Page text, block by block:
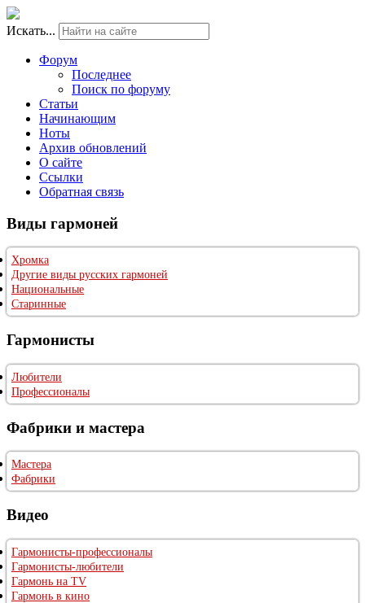
Искать...
Форум
Последнее
Поиск по форуму
Статьи
Начинающим
Ноты
Архив обновлений
О сайте
Ссылки
Обратная связь
Виды гармоней
Хромка
Другие виды русских гармоней
Национальные
Старинные
Гармонисты
Любители
Профессионалы
Фабрики и мастера
Мастера
Фабрики
Видео
Гармонисты-профессионалы
Гармонисты-любители
Гармонь на TV
Гармонь в кино